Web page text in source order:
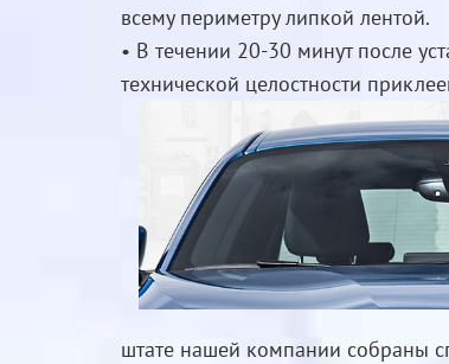
всему периметру липкой лентой.
• В течении 20-30 минут после
технической целостности
штате нашей компании собраны